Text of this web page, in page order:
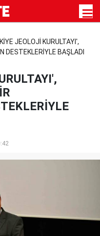
JEOLOJİ KURULTAYI',
DESTEKLERİYLE BAŞLADI